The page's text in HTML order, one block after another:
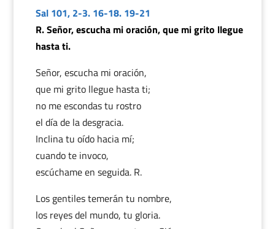
Sal 101, 2-3. 16-18. 19-21
R. Señor, escucha mi oración, que mi grito llegue
hasta ti.
Señor, escucha mi oración,
que mi grito llegue hasta ti;
no me escondas tu rostro
el día de la desgracia.
Inclina tu oído hacia mí;
cuando te invoco,
escúchame en seguida. R.
Los gentiles temerán tu nombre,
los reyes del mundo, tu gloria.